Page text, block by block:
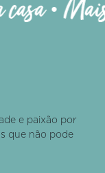
• Mais
e paixão por
que não pode